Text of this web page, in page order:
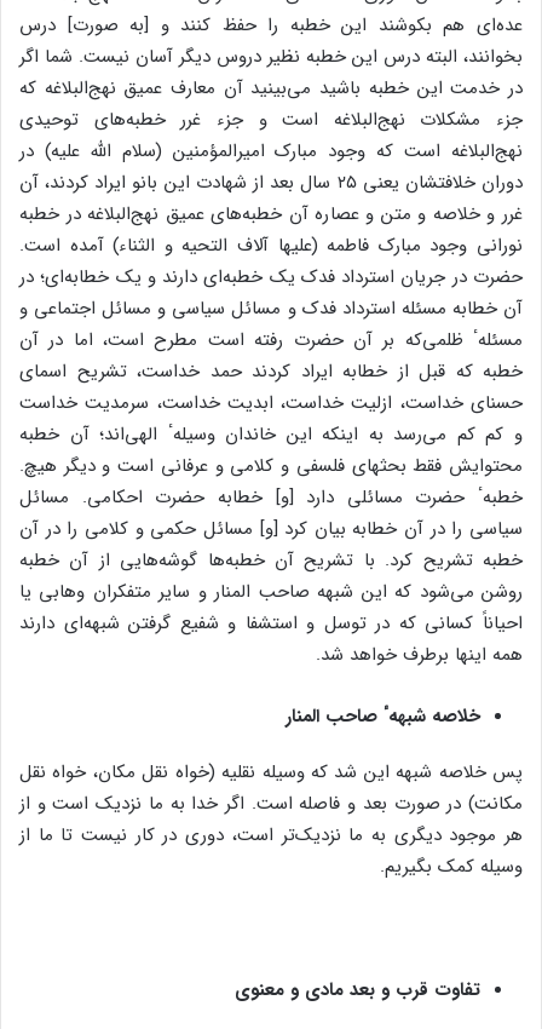
عده‌ای هم بکوشند این خطبه را حفظ کنند و [به صورت] درس
بخوانند، البته درس این خطبه نظیر دروس دیگر آسان نیست. شما اگر
در خدمت این خطبه باشید می‌بینید آن معارف عمیق نهج‌البلاغه که
جزء مشکلات نهج‌البلاغه است و جزء غرر خطبه‌های توحیدی
نهج‌البلاغه است که وجود مبارک امیرالمؤمنین (سلام الله علیه) در
دوران خلافتشان یعنی ۲۵ سال بعد از شهادت این بانو ایراد کردند، آن
غرر و خلاصه و متن و عصاره آن خطبه‌های عمیق نهج‌البلاغه در خطبه
نورانی وجود مبارک فاطمه (علیها آلاف التحیه و الثناء) آمده است.
حضرت در جریان استرداد فدک یک خطبه‌ای دارند و یک خطابه‌ای؛ در
آن خطابه مسئله استرداد فدک و مسائل سیاسی و مسائل اجتماعی و
مسئلهٴ ظلمی‌که بر آن حضرت رفته است مطرح است، اما در آن
خطبه که قبل از خطابه ایراد کردند حمد خداست، تشریح اسمای
حسنای خداست، ازلیت خداست، ابدیت خداست، سرمدیت خداست
و کم کم می‌رسد به اینکه این خاندان وسیلهٴ الهی‌اند؛ آن خطبه
محتوایش فقط بحثهای فلسفی و کلامی و عرفانی است و دیگر هیچ.
خطبهٴ حضرت مسائلی دارد [و] خطابه حضرت احکامی. مسائل
سیاسی را در آن خطابه بیان کرد [و] مسائل حکمی و کلامی را در آن
خطبه تشریح کرد. با تشریح آن خطبه‌ها گوشه‌هایی از آن خطبه
روشن می‌شود که این شبهه صاحب المنار و سایر متفکران وهابی یا
احیاناً کسانی که در توسل و استشفا و شفیع گرفتن شبهه‌ای دارند
همه اینها برطرف خواهد شد.
خلاصه شبههٴ صاحب المنار
پس خلاصه شبهه این شد که وسیله نقلیه (خواه نقل مکان، خواه نقل
مکانت) در صورت بعد و فاصله است. اگر خدا به ما نزدیک است و از
هر موجود دیگری به ما نزدیک‌تر است، دوری در کار نیست تا ما از
وسیله کمک بگیریم.
تفاوت قرب و بعد مادی و معنوی